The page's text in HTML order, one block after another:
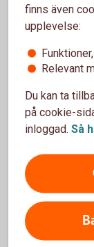
Handlar ert
finansiella
Registrera
Lär dig mer
finns även
upplevelse:
Relevant
Du kan ta
på cookie-
inloggad. Så